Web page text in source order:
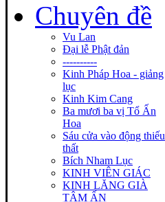
Chuyên đề
Vu Lan
Đại lễ Phật đản
----------
Kinh Pháp Hoa - giảng
lục
Kinh Kim Cang
Ba mươi ba vị Tổ Ấn
Hoa
Sáu cửa vào động thiếu
thất
Bích Nham Lục
KINH VIÊN GIÁC
KINH LĂNG GIÀ
TÂM ẤN